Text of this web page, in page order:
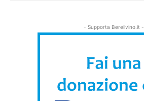
- Supporta Bereilvino.it -